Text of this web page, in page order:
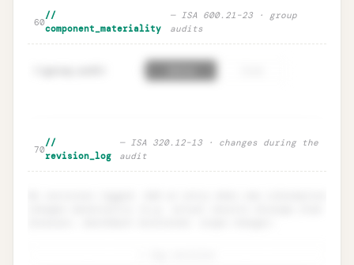
🔒Sensitivity table · defensive range
60
//
component_materiality
— ISA 600.21–23 · group
audits
🔒Component materiality · ISA 600
group audits
Unlock
→
70
//
revision_log
— ISA 320.12–13 · changes during the
audit